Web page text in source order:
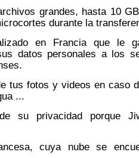
grandes, hasta 10
durante la
en Francia que le
datos personales a los
tus fotos y videos en caso
...
de su privacidad porque
cuya nube se